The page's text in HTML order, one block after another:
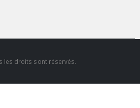
les droits sont réservés.